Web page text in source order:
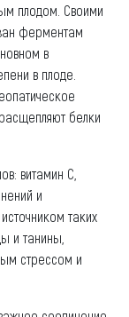
плодом. Своими
ферментам
в
в плоде.
белки
витамин С,
и
таких
и танины,
стрессом и